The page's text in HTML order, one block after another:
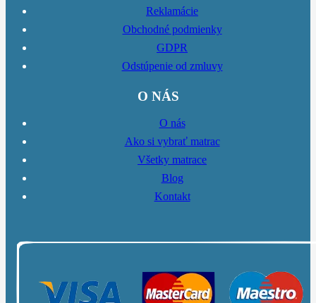
Reklamácie
Obchodné podmienky
GDPR
Odstúpenie od zmluvy
O NÁS
O nás
Ako si vybrať matrac
Všetky matrace
Blog
Kontakt